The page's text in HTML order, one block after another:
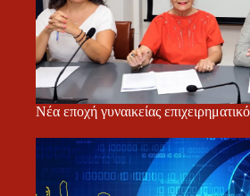
Νέα εποχή γυναικείας